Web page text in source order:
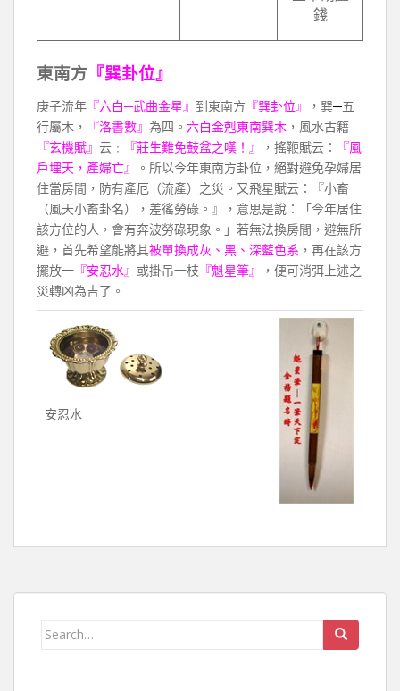
錢
東南方 『巽卦位』
庚子流年 『六白─武曲金星』 到東南方 『巽卦位』 ，巽─五
行屬木，
『洛書數』 為四。 六白金剋東南巽木 ，風水古籍
『玄機賦』 云﹕ 『莊生難免鼓盆之嘆！』 ，搖鞭賦云：
『風
戶埋天，產婦亡』
。所以今年東南方卦位，絕對避免孕婦居
住當房間，防有產厄（流產）之災。又飛星賦云：『小畜
（風天小畜卦名），差徭勞碌。』，意思是說：「今年居住
該方位的人，會有奔波勞碌現象。」若無法換房間，避無所
避，首先希望能將其被單換成灰、黑、深藍色系 ，再在該方
擺放一 『安忍水』 或掛吊一枝 『魁星筆』
，便可消弭上述之
災轉凶為吉了。
安忍水
Search for: